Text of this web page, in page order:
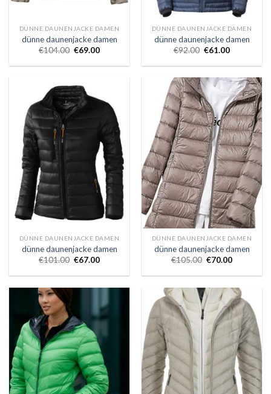
DÜNNE DAUNENJACKE DAMEN
dünne daunenjacke damen
€104.00 €69.00
DÜNNE DAUNENJACKE DAMEN
dünne daunenjacke damen
€92.00 €61.00
DÜNNE DAUNENJACKE DAMEN
dünne daunenjacke damen
€101.00 €67.00
DÜNNE DAUNENJACKE DAMEN
dünne daunenjacke damen
€105.00 €70.00